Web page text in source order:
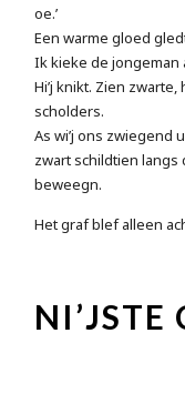
oe.’
Een warme gloed
Ik kieke de jongeman
Hi’j knikt. Zien
scholders.
As wi’j ons zwiegend
zwart schildtien
beweegn.
Het graf blef alleen
NI’JSTE